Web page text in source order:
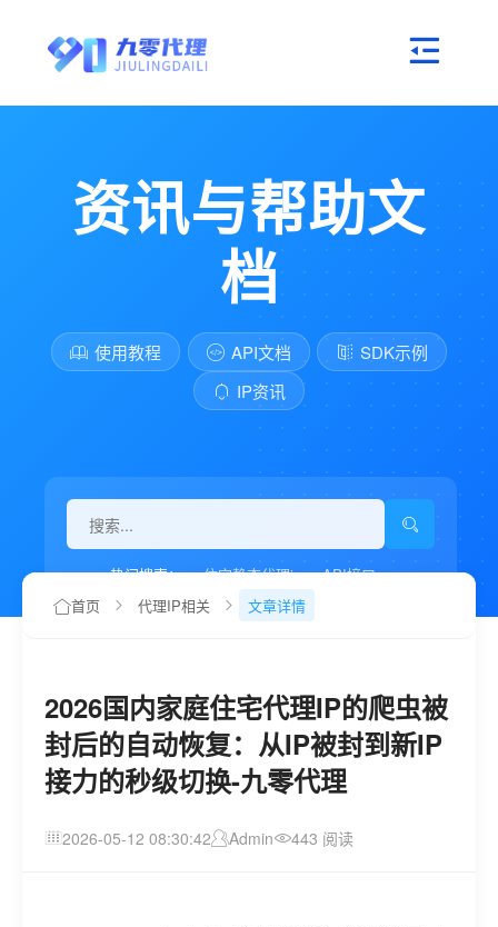
资讯与帮助文
档
使用教程 API文档
SDK示例
IP资讯
热门搜索： 住宅静态代理ip
API接口
代理IP如何设置
首页 代理IP相关 文章详情
2026国内家庭住宅代理IP的爬虫被
封后的自动恢复：从IP被封到新IP
接力的秒级切换-九零代理
2026-05-12 08:30:42 Admin 443 阅读